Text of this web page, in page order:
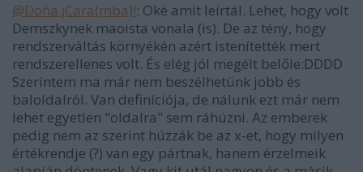
@Doña ¡Cara(mba)!: Oké amit leírtál. Lehet, hogy volt
Demszkynek maoista vonala (is). De az tény, hogy
rendszerváltás környékén azért istenítették mert
rendszerellenes volt. És elég jól megélt belőle:DDDD
Szerintem ma már nem beszélhetünk jobb és
baloldalról. Van definíciója, de nálunk ezt már nem
lehet egyetlen "oldalra" sem ráhúzni. Az emberek
pedig nem az szerint húzzák be az x-et, hogy milyen
értékrendje (?) van egy pártnak, hanem érzelmeik